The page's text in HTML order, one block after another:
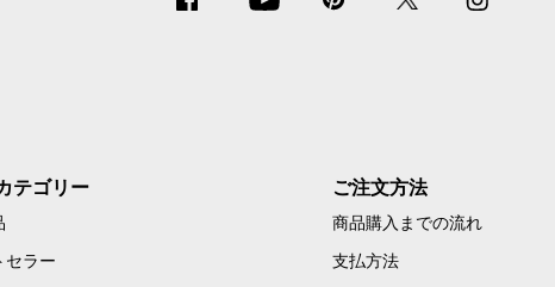
テゴリー
セラー
ご注文方法
商品購入までの流れ
支払方法